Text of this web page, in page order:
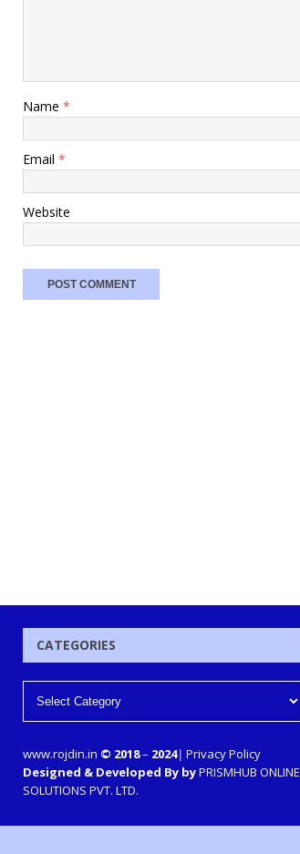
Name *
Email *
Website
CATEGORIES
www.rojdin.in © 2018– 2024| Privacy Policy
Designed & Developed By byPRISMHUB ONLINE
SOLUTIONS PVT. LTD.